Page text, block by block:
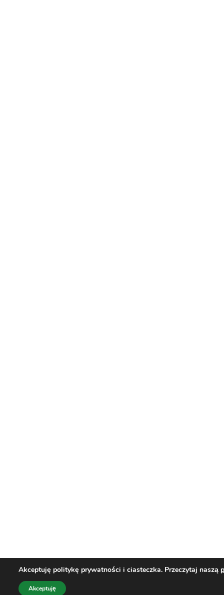
Akceptuję politykę prywatności i ciasteczka. Przeczytaj naszą
Akceptuję